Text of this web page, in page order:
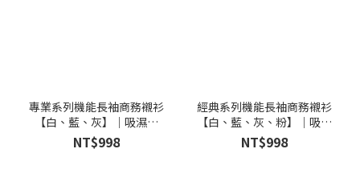
專業系列機能長袖商務襯衫
【白、藍、灰】｜吸濕排
汗、防皺、透氣｜貨號：
MST_21001
NT$998
經典系列機能長袖商務襯衫
【白、藍、灰、粉】｜吸濕
排汗、防皺、透氣｜貨號：
MST_21026
NT$998